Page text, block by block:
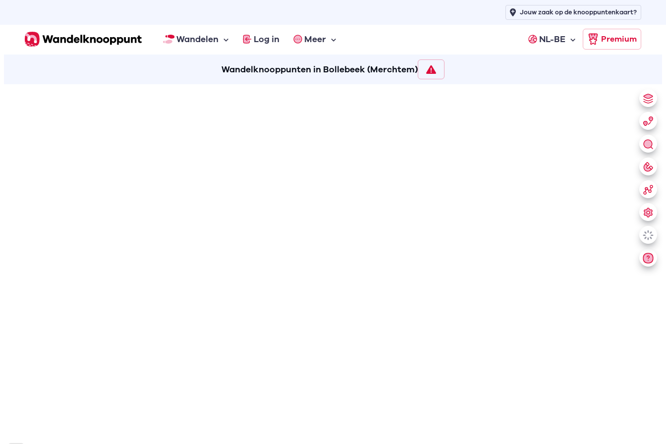
Wandelen Log in Meer NL-BE Premium
Jouw zaak op de knooppuntenkaart?
Wandelknooppunten in Bollebeek (Merchtem)